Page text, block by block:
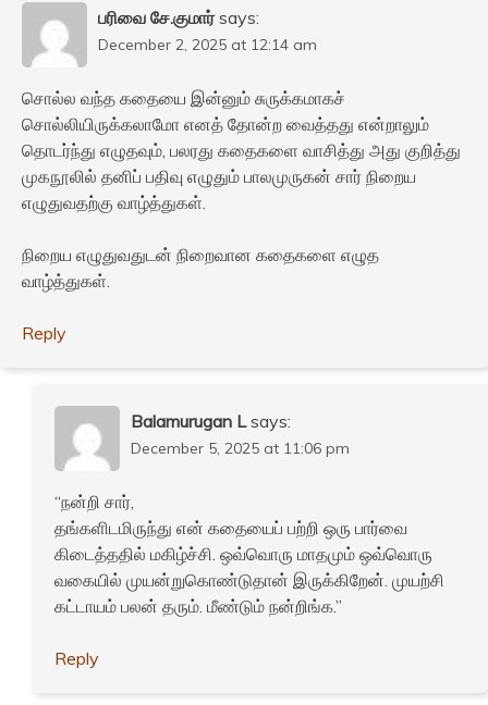
பரிவை சே.குமார் says:
December 2, 2025 at 12:14 am
சொல்ல வந்த கதையை இன்னும் சுருக்கமாகச்
சொல்லியிருக்கலாமோ எனத் தோன்ற வைத்தது என்றாலும்
தொடர்ந்து எழுதவும், பலரது கதைகளை வாசித்து அது குறித்து
முகநூலில் தனிப் பதிவு எழுதும் பாலமுருகன் சார் நிறைய
எழுதுவதற்கு வாழ்த்துகள்.
நிறைய எழுதுவதுடன் நிறைவான கதைகளை எழுத
வாழ்த்துகள்.
Reply
Balamurugan L says:
December 5, 2025 at 11:06 pm
“நன்றி சார்,
தங்களிடமிருந்து என் கதையைப் பற்றி ஒரு பார்வை
கிடைத்ததில் மகிழ்ச்சி. ஒவ்வொரு மாதமும் ஒவ்வொரு
வகையில் முயன்றுகொண்டுதான் இருக்கிறேன். முயற்சி
கட்டாயம் பலன் தரும். மீண்டும் நன்றிங்க.”
Reply